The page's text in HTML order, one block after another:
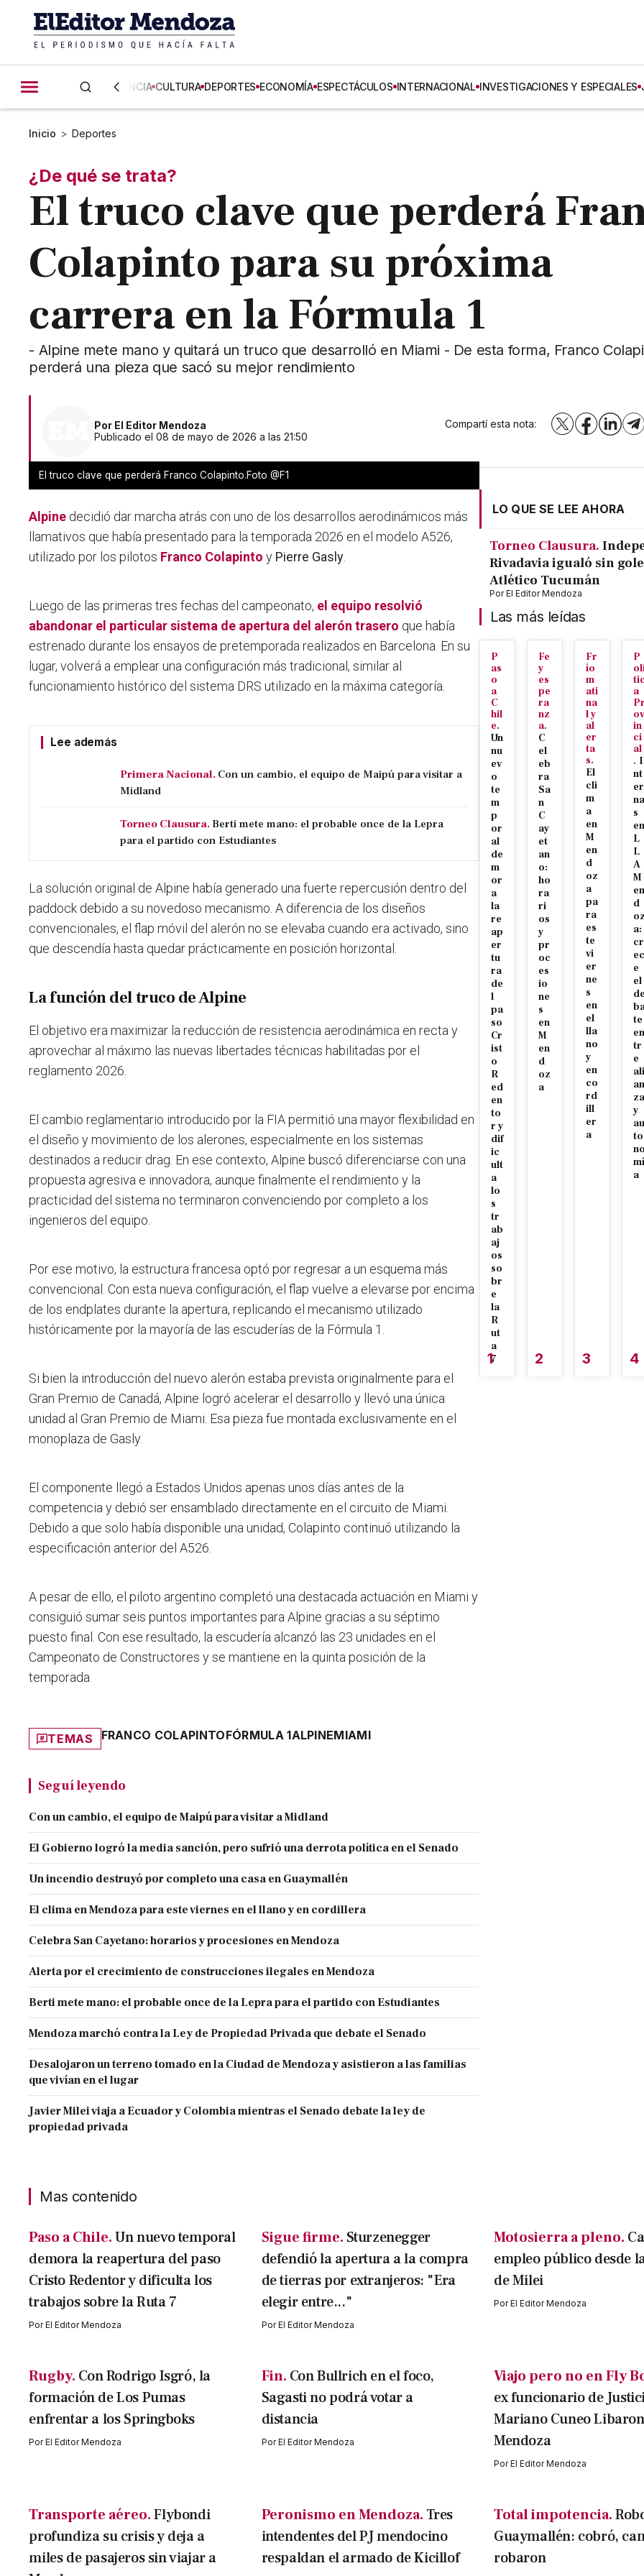
CIENCIA CULTURA DEPORTES ECONOMÍA ESPECTÁCULOS INTERNACIONAL INVESTIGACIONES Y ESPECIALES
Inicio > Deportes
¿De qué se trata?
El truco clave que perderá
Colapinto para su próxima
carrera en la Fórmula 1
- Alpine mete mano y quitará un truco que desarrolló en Miami - De esta forma, Franco
perderá una pieza que sacó su mejor rendimiento
Por El Editor Mendoza
Publicado el 08 de mayo de 2026 a las 21:50
Compartí esta nota: X Facebook
El truco clave que perderá Franco Colapinto.Foto @F1
Alpine decidió dar marcha atrás con uno de los desarrollos aerodinámicos más
llamativos que había presentado para la temporada 2026 en el modelo A526,
utilizado por los pilotos Franco Colapinto y Pierre Gasly
Luego de las primeras tres fechas del campeonato, el equipo resolvió
abandonar el particular sistema de apertura del alerón trasero que había
estrenado durante los ensayos de pretemporada realizados en Barcelona. En su
lugar, volverá a emplear una configuración más tradicional, similar al
funcionamiento histórico del sistema DRS utilizado en la máxima categoría.
Lee además
Primera Nacional. Con un cambio, el equipo de Maipú para visitar a
Midland
Torneo Clausura. Berti mete mano: el probable once de la Lepra
para el partido con Estudiantes
La solución original de Alpine había generado una fuerte repercusión dentro del
paddock debido a su novedoso mecanismo. A diferencia de los diseños
convencionales, el flap móvil del alerón no se elevaba cuando era activado, sino
que descendía hasta quedar prácticamente en posición horizontal.
La función del truco de Alpine
El objetivo era maximizar la reducción de resistencia aerodinámica en recta y
aprovechar al máximo las nuevas libertades técnicas habilitadas por el
reglamento 2026.
El cambio reglamentario introducido por la FIA permitió una mayor flexibilidad en
el diseño y movimiento de los alerones, especialmente en los sistemas
destinados a reducir drag. En ese contexto, Alpine buscó diferenciarse con una
propuesta agresiva e innovadora, aunque finalmente el rendimiento y la
practicidad del sistema no terminaron convenciendo por completo a los
ingenieros del equipo.
Por ese motivo, la estructura francesa optó por regresar a un esquema más
convencional. Con esta nueva configuración, el flap vuelve a elevarse por encima
de los endplates durante la apertura, replicando el mecanismo utilizado
históricamente por la mayoría de las escuderías de la Fórmula 1.
Si bien la introducción del nuevo alerón estaba prevista originalmente para el
Gran Premio de Canadá, Alpine logró acelerar el desarrollo y llevó una única
unidad al Gran Premio de Miami. Esa pieza fue montada exclusivamente en el
monoplaza de Gasly.
El componente llegó a Estados Unidos apenas unos días antes de la
competencia y debió ser ensamblado directamente en el circuito de Miami.
Debido a que solo había disponible una unidad, Colapinto continuó utilizando la
especificación anterior del A526.
A pesar de ello, el piloto argentino completó una destacada actuación en Miami y
consiguió sumar seis puntos importantes para Alpine gracias a su séptimo
puesto final. Con ese resultado, la escudería alcanzó las 23 unidades en el
Campeonato de Constructores y se mantiene en la quinta posición de la
temporada.
TEMAS FRANCO COLAPINTOFÓRMULA 1ALPINEMIAMI
Seguí leyendo
Con un cambio, el equipo de Maipú para visitar a Midland
El Gobierno logró la media sanción, pero sufrió una derrota política en el Senado
Un incendio destruyó por completo una casa en Guaymallén
El clima en Mendoza para este viernes en el llano y en cordillera
Celebra San Cayetano: horarios y procesiones en Mendoza
Alerta por el crecimiento de construcciones ilegales en Mendoza
Berti mete mano: el probable once de la Lepra para el partido con Estudiantes
Mendoza marchó contra la Ley de Propiedad Privada que debate el Senado
Desalojaron un terreno tomado en la Ciudad de Mendoza y asistieron a las familias
que vivían en el lugar
Javier Milei viaja a Ecuador y Colombia mientras el Senado debate la ley de
propiedad privada
LO QUE SE LEE AHORA
Torneo Clausura.
Rivadavia igualó sin
Atlético Tucumán
PorEl Editor Mendoza
Las más leídas
P
as
o
a
C
hil
e.
Un
nu
ev
o
te
m
p
or
al
de
m
or
a
la
re
ap
er
tu
ra
de
l
pa
so
Cr
ist
o
R
ed
en
to
r y
dif
ic
ult
a
lo
s
tr
ab
aj
os
so
br
e
la
R
ut
a
7
1
Fe
y
es
pe
ra
nz
a.
C
el
eb
ra
Sa
n
C
ay
et
an
o:
ho
ra
ri
os
y
pr
oc
es
io
ne
s
en
M
en
d
oz
a
2
Fr
ío
m
ati
na
l y
al
er
ta
s.
El
cli
m
a
en
M
en
d
oz
a
pa
ra
es
te
vi
er
ne
s
en
el
lla
no
y
en
co
rd
ill
er
a
3
P
a
ov
in
ci
al
. I
nt
er
na
s
en
L
L
A
M
en
d
a:
cr
ec
e
el
te
en
tr
e
ali
an
za
y
au
to
mí
a
4
Mas contenido
Paso a Chile. Un nuevo temporal
demora la reapertura del paso
Cristo Redentor y dificulta los
trabajos sobre la Ruta 7
PorEl Editor Mendoza
Sigue firme. Sturzenegger
defendió la apertura a la compra
de tierras por extranjeros: "Era
elegir entre..."
PorEl Editor Mendoza
Motosierra a pleno.
empleo público desde
de Milei
PorEl Editor Mendoza
Rugby. Con Rodrigo Isgró, la
formación de Los Pumas
enfrentar a los Springboks
PorEl Editor Mendoza
Fin. Con Bullrich en el foco,
Sagasti no podrá votar a
distancia
PorEl Editor Mendoza
Viajo pero no en Fly
ex funcionario de
Mariano Cuneo
Mendoza
PorEl Editor Mendoza
Transporte aéreo. Flybondi
profundiza su crisis y deja a
miles de pasajeros sin viajar a
Peronismo en Mendoza. Tres
intendentes del PJ mendocino
respaldan el armado de Kicillof
Total impotencia.
Guaymallén: cobró,
robaron